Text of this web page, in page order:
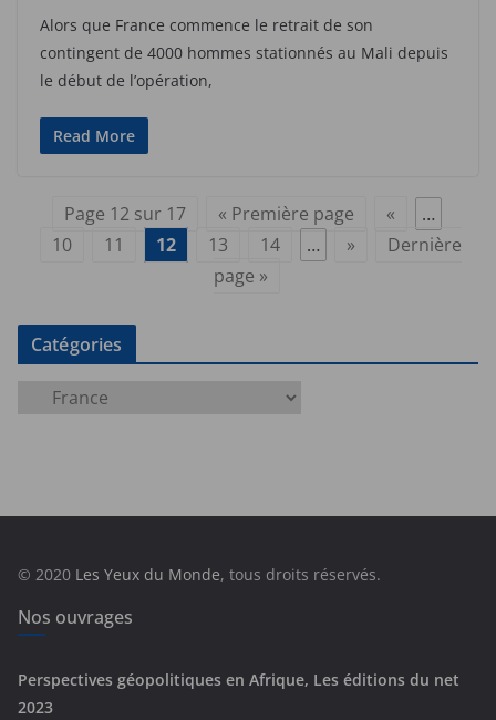
Alors que France commence le retrait de son
contingent de 4000 hommes stationnés au Mali depuis
le début de l’opération,
Read More
Page 12 sur 17 « Première page «
…
10
11 12 13 14 … »
Dernière
page »
Catégories
e
s
© 2020 Les Yeux du Monde, tous droits réservés.
Nos ouvrages
Perspectives géopolitiques en Afrique, Les éditions du net
2023